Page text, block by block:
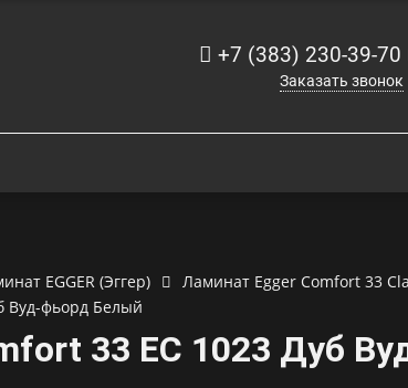
+7 (383) 230-39-70
Заказать звонок
EGGER (Эггер)
Ламинат Egger Comfort 33
Вуд-фьорд Белый
33 EC 1023 Дуб